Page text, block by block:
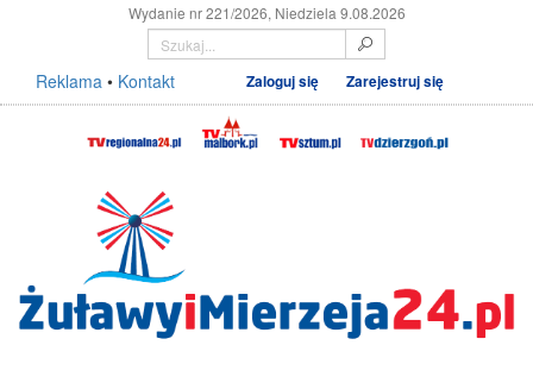
Wydanie nr 221/2026, Niedziela 9.08.2026
Reklama • Kontakt Zaloguj się Zarejestruj się